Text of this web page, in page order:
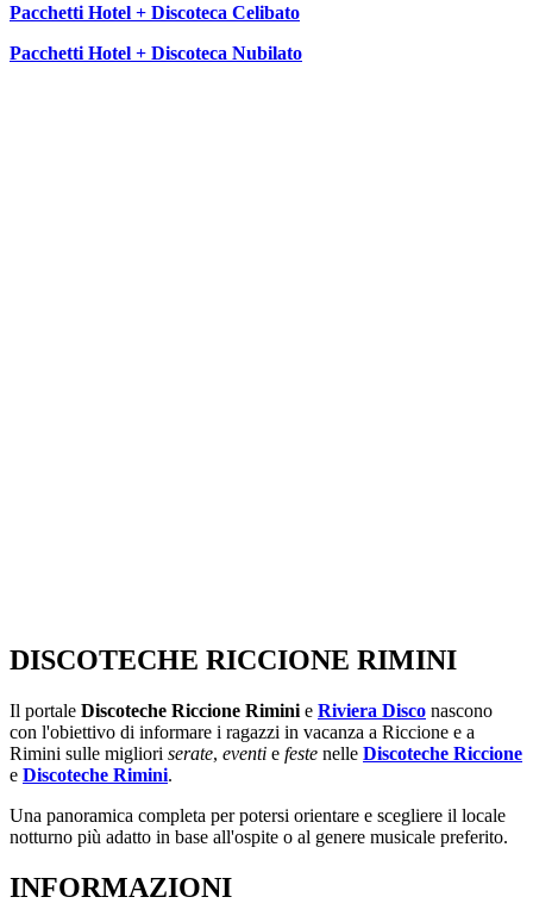
Pacchetti Hotel + Discoteca Celibato
Pacchetti Hotel + Discoteca Nubilato
DISCOTECHE RICCIONE RIMINI
Il portale Discoteche Riccione Rimini e Riviera Disco nascono
con l'obiettivo di informare i ragazzi in vacanza a Riccione e a
Rimini sulle migliori serate, eventi e feste nelle Discoteche Riccione
e Discoteche Rimini.
Una panoramica completa per potersi orientare e scegliere il locale
notturno più adatto in base all'ospite o al genere musicale preferito.
INFORMAZIONI